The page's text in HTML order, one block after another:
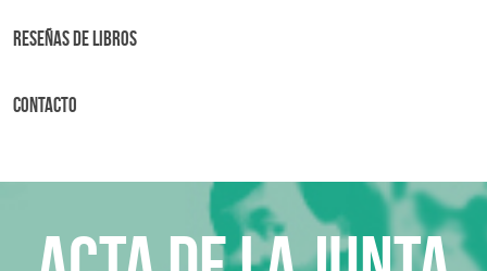
Reseñas de libros
Contacto